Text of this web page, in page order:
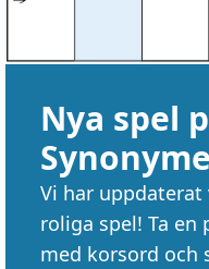
Nya spel
Vi har uppdaterat
roliga spel! Ta en
med korsord och